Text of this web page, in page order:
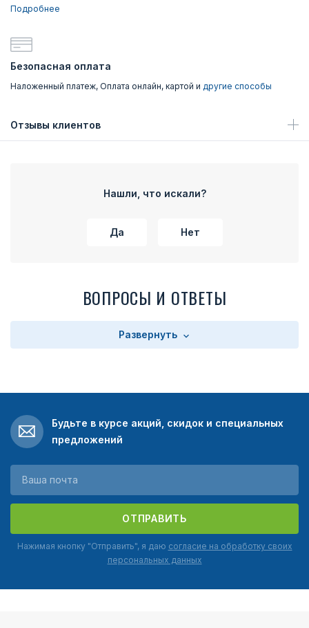
Подробнее
Безопасная оплата
Наложенный платеж, Оплата онлайн, картой и другие способы
Отзывы клиентов
Нашли, что искали?
Да Нет
ВОПРОСЫ И ОТВЕТЫ
Развернуть
Будьте в курсе акций, скидок и специальных
предложений
ОТПРАВИТЬ
Нажимая кнопку "Отправить", я даю согласие на обработку своих
персональных данных